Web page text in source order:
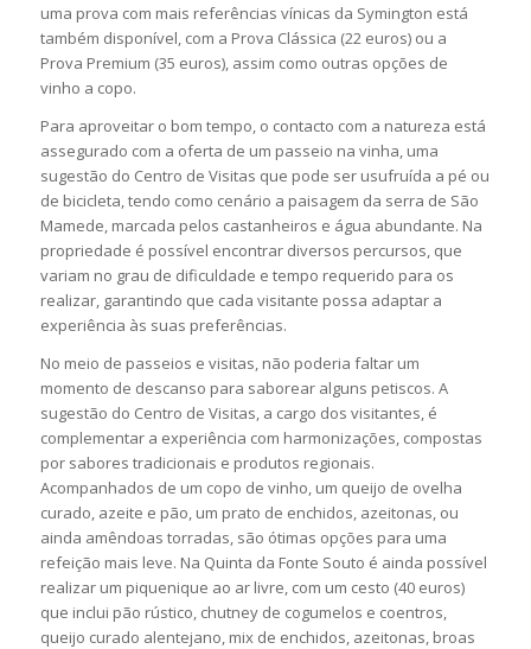
uma prova com mais referências vínicas da Symington está
também disponível, com a Prova Clássica (22 euros) ou a
Prova Premium (35 euros), assim como outras opções de
vinho a copo.
Para aproveitar o bom tempo, o contacto com a natureza está
assegurado com a oferta de um passeio na vinha, uma
sugestão do Centro de Visitas que pode ser usufruída a pé ou
de bicicleta, tendo como cenário a paisagem da serra de São
Mamede, marcada pelos castanheiros e água abundante. Na
propriedade é possível encontrar diversos percursos, que
variam no grau de dificuldade e tempo requerido para os
realizar, garantindo que cada visitante possa adaptar a
experiência às suas preferências.
No meio de passeios e visitas, não poderia faltar um
momento de descanso para saborear alguns petiscos. A
sugestão do Centro de Visitas, a cargo dos visitantes, é
complementar a experiência com harmonizações, compostas
por sabores tradicionais e produtos regionais.
Acompanhados de um copo de vinho, um queijo de ovelha
curado, azeite e pão, um prato de enchidos, azeitonas, ou
ainda amêndoas torradas, são ótimas opções para uma
refeição mais leve. Na Quinta da Fonte Souto é ainda possível
realizar um piquenique ao ar livre, com um cesto (40 euros)
que inclui pão rústico, chutney de cogumelos e coentros,
queijo curado alentejano, mix de enchidos, azeitonas, broas